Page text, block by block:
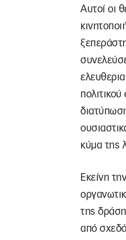
Αυτοί οι
κύμα της
Εκείνη
της
από